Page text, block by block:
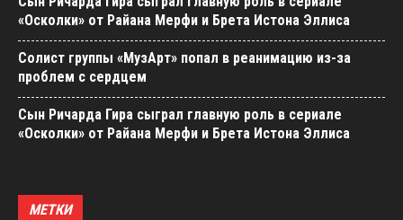
«Осколки» от Райана Мерфи и Брета Истона Эллиса
Солист группы «МузАрт» попал в реанимацию из-за
проблем с сердцем
Сын Ричарда Гира сыграл главную роль в сериале
«Осколки» от Райана Мерфи и Брета Истона Эллиса
МЕТКИ